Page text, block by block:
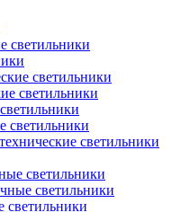
светильники
светильники
светильники
светильники
светильники
светильники
светильники
светильники